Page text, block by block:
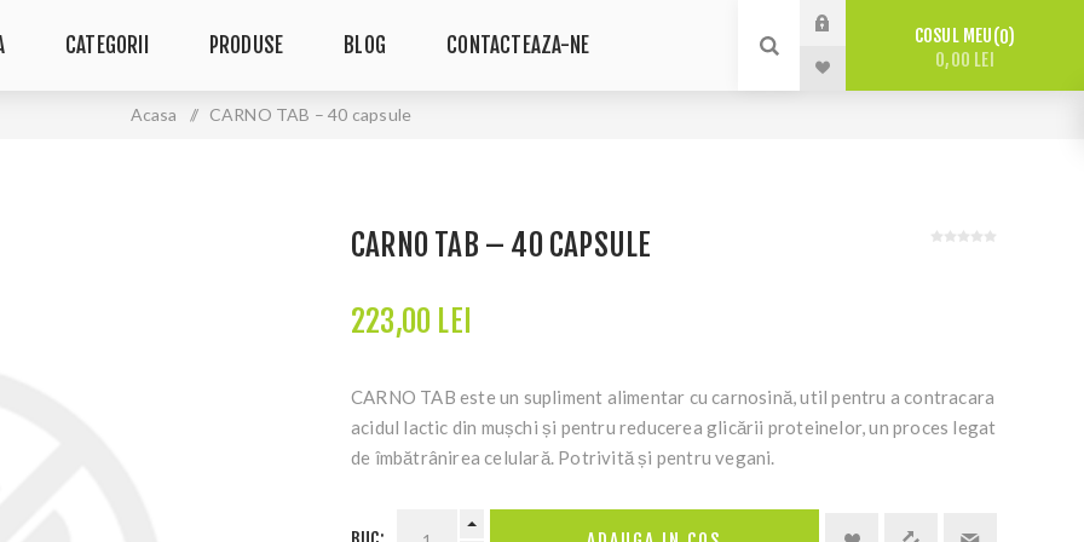
CATEGORII PRODUSE BLOG CONTACTEAZA-NE COSUL MEU 0
0,00 LEI
Acasa / CARNO TAB – 40 capsule
CARNO TAB – 40 CAPSULE
223,00 LEI
CARNO TAB este un supliment alimentar cu carnosină, util pentru a contracara
acidul lactic din mușchi și pentru reducerea glicării proteinelor, un proces legat
de îmbătrânirea celulară. Potrivită și pentru vegani.